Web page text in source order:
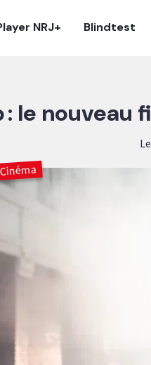
NRJ+ Blindtest
: le nouveau
Cinéma